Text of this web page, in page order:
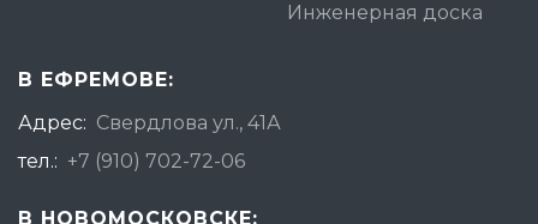
Инженерная доска
В ЕФРЕМОВЕ:
Адрес: Свердлова ул., 41А
тел.: +7 (910) 702-72-06
В НОВОМОСКОВСКЕ: